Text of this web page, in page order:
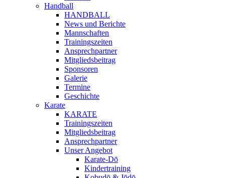
Handball
HANDBALL
News und Berichte
Mannschaften
Trainingszeiten
Ansprechpartner
Mitgliedsbeitrag
Sponsoren
Galerie
Termine
Geschichte
Karate
KARATE
Trainingszeiten
Mitgliedsbeitrag
Ansprechpartner
Unser Angebot
Karate-Dō
Kindertraining